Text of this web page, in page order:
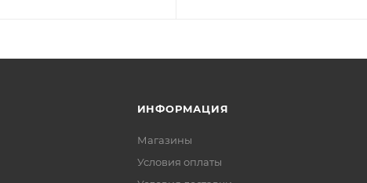
ИНФОРМАЦИЯ
Магазины
Условия оплаты